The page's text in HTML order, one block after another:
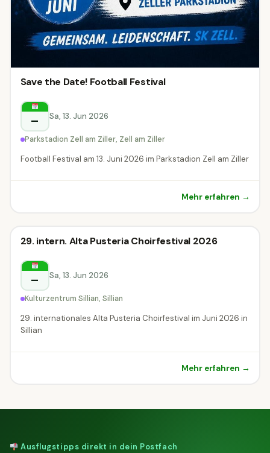
Save the Date! Football Festival
– Sa, 13. Jun 2026
Parkstadion Zell am Ziller, Zell am Ziller
Football Festival am 13. Juni 2026 im Parkstadion Zell am Ziller
Mehr erfahren →
Festival
Sillian
Festival
29. intern. Alta Pusteria Choirfestival 2026
– Sa, 13. Jun 2026
Kulturzentrum Sillian, Sillian
29. internationales Alta Pusteria Choirfestival im Juni 2026 in
Sillian
Mehr erfahren →
Ausflugstipps direkt in dein Postfach